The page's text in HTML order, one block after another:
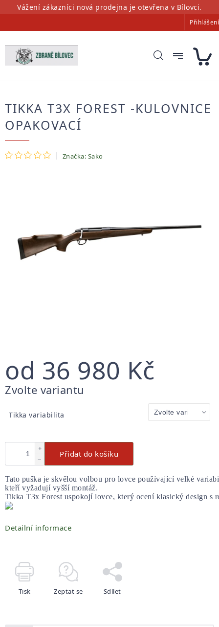
PřejítVážení zákazníci nová prodejna je otevřena v Bílovci.
Přihlášení
TIKKA T3X FOREST -KULOVNICE
OPAKOVACÍ
Průměrné
Značka: Sako
od 36 980 Kč
Měrná
Zvolte variantu
Tikka variabilita
+
−
Přidat do košíku
Tato puška je skvělou volbou pro lovce používající velké
kteří vyžadují vyšší montáž.
Tikka T3x Forest uspokojí lovce, který ocení klasický design s
Detailní informace
Tisk Zeptat se Sdílet